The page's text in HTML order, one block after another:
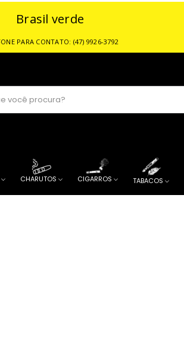
Brasil verde
CHARUTOS CIGARROS TABACOS